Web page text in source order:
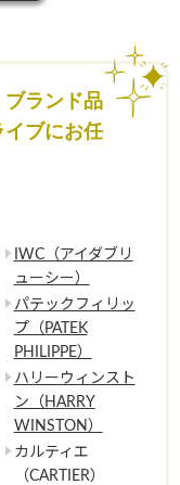
ランド品
ブにお任
IWC（アイダブリ
ューシー）
パテックフィリッ
プ（PATEK
PHILIPPE）
ハリーウィンスト
ン（HARRY
WINSTON）
カルティエ
（CARTIER）